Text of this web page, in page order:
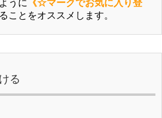
うに
《☆マークでお気に入り登
ことをオススメします。
る